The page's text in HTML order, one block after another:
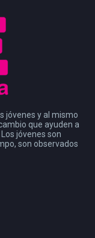
jóvenes y al mismo
que ayuden a
jóvenes son
son observados